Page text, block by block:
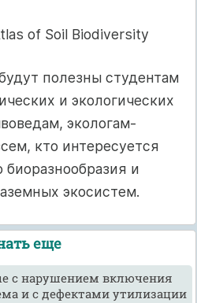
of Soil Biodiversity
полезны студентам
и экологических
экологам-
кто интересуется
биоразнообразия и
экосистем.
еще
с нарушением включения
и с дефектами утилизации